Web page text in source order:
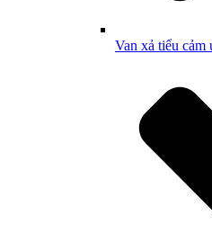
Van xả tiểu cảm